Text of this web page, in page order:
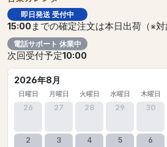
即日発送 受付中
15:00までの確定注文は本日出荷（※対
電話サポート 休業中
次回受付予定10:00
2026年8月
日曜日 月曜日 火曜日 水曜日 木曜日
26 27 28 29 30
2 3 4 5 6